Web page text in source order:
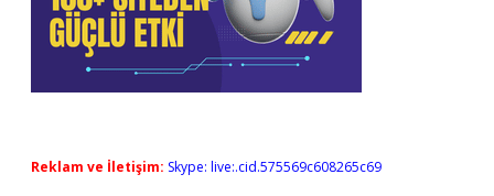
Reklam ve İletişim: Skype: live:.cid.575569c608265c69